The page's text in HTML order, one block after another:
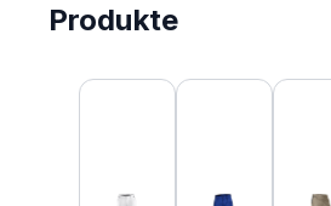
Produkte
Produktgalerie überspringen